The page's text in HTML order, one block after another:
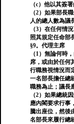
（c）他以其簽
（2）如果部長
人的總人數為議
（3）在任何情
照其規定任命部
§9。代理主席
（1）無論何時
席，或由於任何
行職務視情況而
一名部長擔任總
職務為止；議長
（2）如果總統
應內閣要求行事
騰出座位，然後
名部長來履行總